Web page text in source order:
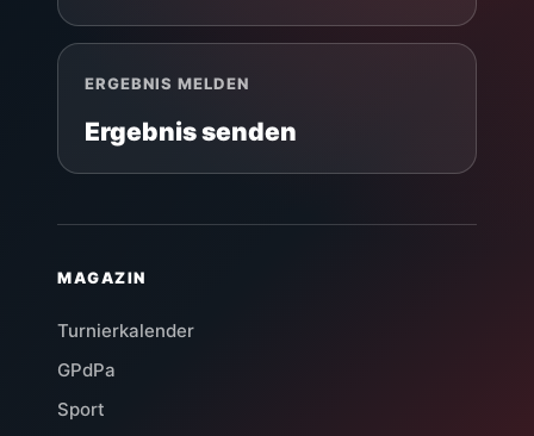
ERGEBNIS MELDEN
Ergebnis senden
MAGAZIN
Turnierkalender
GPdPa
Sport